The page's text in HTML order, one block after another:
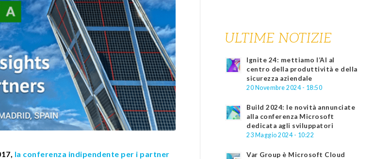
la conferenza indipendente per i partner
ULTIME NOTIZIE
Ignite 24: mettiamo l’AI al
centro della produttività e della
sicurezza aziendale
20 Novembre 2024 - 18:50
Build 2024: le novità annunciate
alla conferenza Microsoft
dedicata agli sviluppatori
23 Maggio 2024 - 10:22
Var Group è Microsoft Cloud